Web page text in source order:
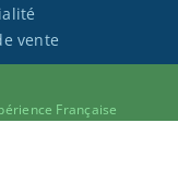
vente
Française